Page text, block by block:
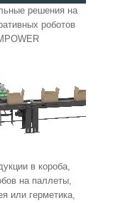
решения на
роботов
в короба,
на паллеты,
или герметика,